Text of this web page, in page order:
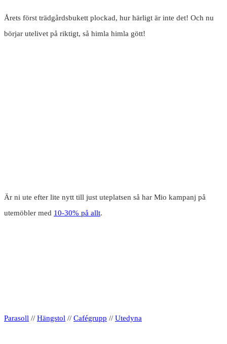
Årets först trädgårdsbukett plockad, hur härligt är inte det! Och nu
börjar utelivet på riktigt, så himla himla gött!
Är ni ute efter lite nytt till just uteplatsen så har Mio kampanj på
utemöbler med 10-30% på allt.
Parasoll // Hängstol // Cafégrupp // Utedyna